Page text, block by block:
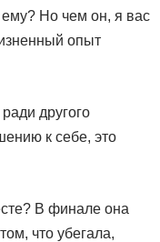
ему? Но чем он, я вас
опыт
другого
к себе, это
В финале она
что убегала,